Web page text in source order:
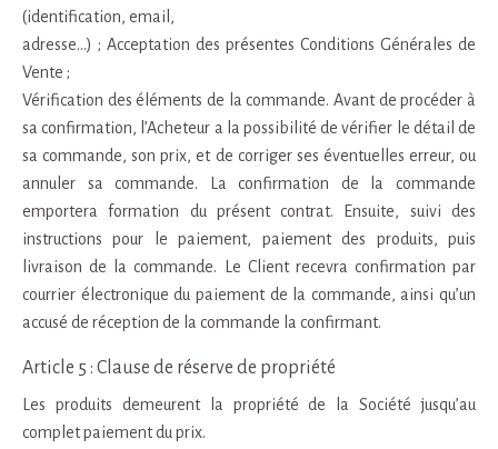
(identification, email,
adresse…) ; Acceptation des présentes Conditions Générales de
Vente ;
Vérification des éléments de la commande. Avant de procéder à
sa confirmation, l’Acheteur a la possibilité de vérifier le détail de
sa commande, son prix, et de corriger ses éventuelles erreur, ou
annuler sa commande. La confirmation de la commande
emportera formation du présent contrat. Ensuite, suivi des
instructions pour le paiement, paiement des produits, puis
livraison de la commande. Le Client recevra confirmation par
courrier électronique du paiement de la commande, ainsi qu’un
accusé de réception de la commande la confirmant.
Article 5 : Clause de réserve de propriété
Les produits demeurent la propriété de la Société jusqu’au
complet paiement du prix.